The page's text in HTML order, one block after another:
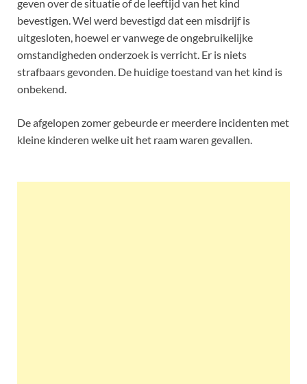
geven over de situatie of de leeftijd van het kind
bevestigen. Wel werd bevestigd dat een misdrijf is
uitgesloten, hoewel er vanwege de ongebruikelijke
omstandigheden onderzoek is verricht. Er is niets
strafbaars gevonden. De huidige toestand van het kind is
onbekend.
De afgelopen zomer gebeurde er meerdere incidenten met
kleine kinderen welke uit het raam waren gevallen.